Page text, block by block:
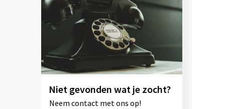
Niet gevonden wat je zocht?
Neem contact met ons op!